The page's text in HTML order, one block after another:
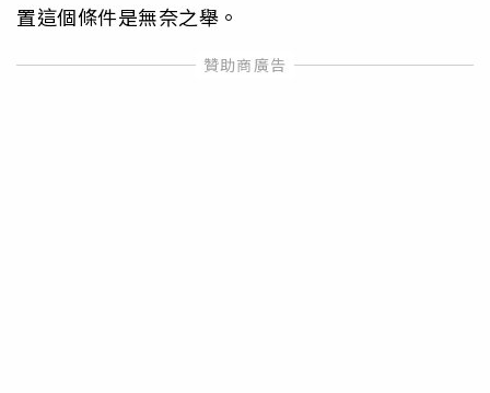
置這個條件是無奈之舉。